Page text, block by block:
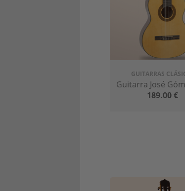
GUITARRAS
Guitarra José
189.00€